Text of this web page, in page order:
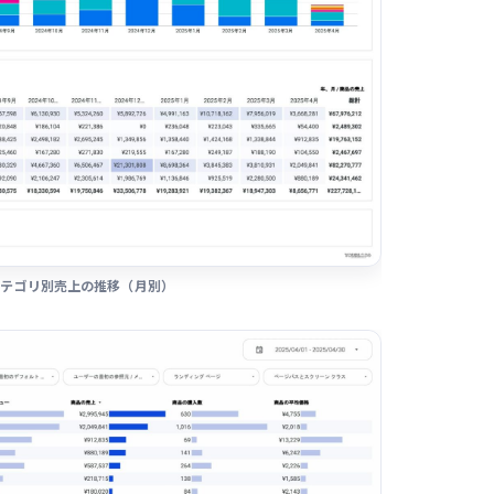
ゴリ別売上の推移（月別）